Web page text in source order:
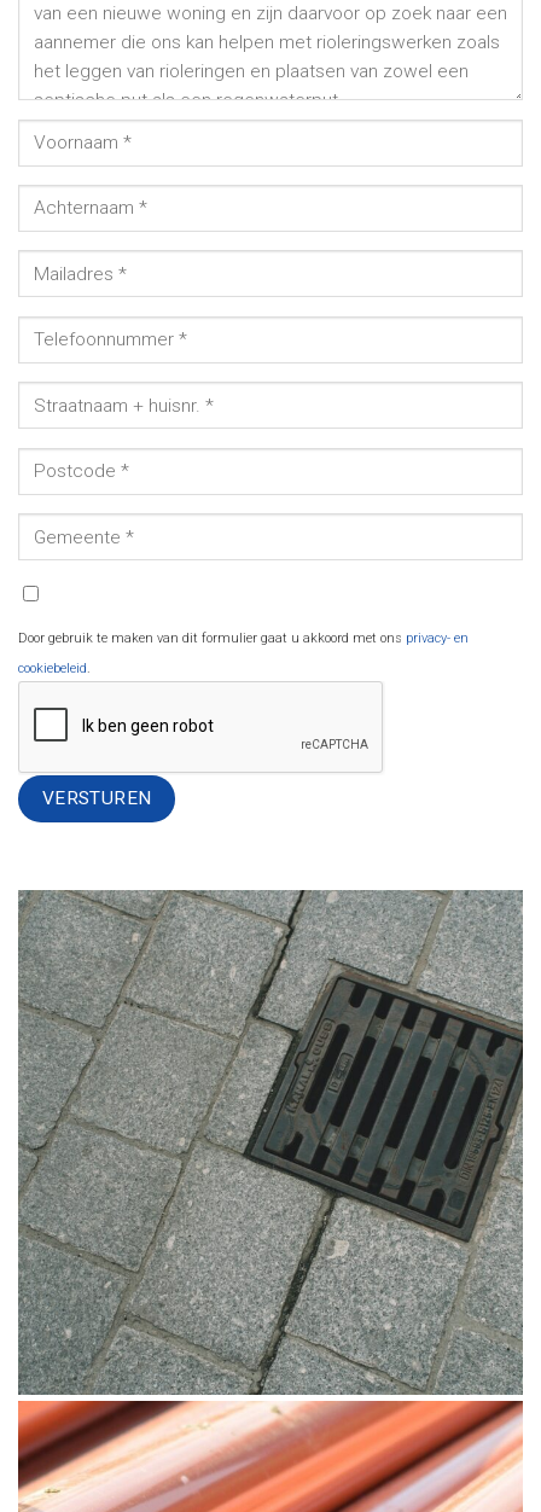
Door gebruik te maken van dit formulier gaat u akkoord met ons privacy- en
cookiebeleid